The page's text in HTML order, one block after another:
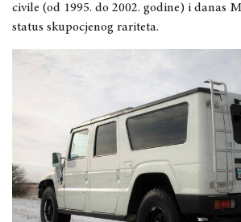
civile (od 1995. do 2002. godine) i danas
status skupocjenog rariteta.